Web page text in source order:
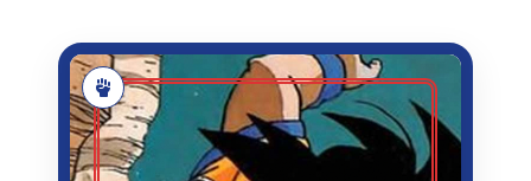
SON GOKU
NOM
SON
PRÉNOM
GOKU (OU KAKAROT)